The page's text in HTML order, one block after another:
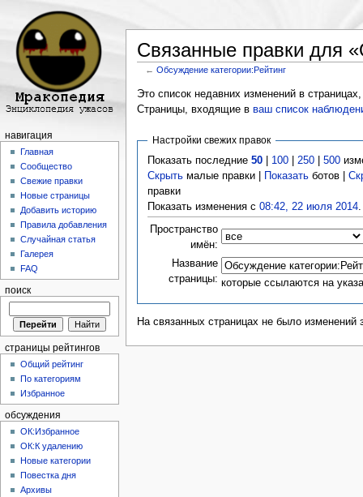
Связанные правки для
←Обсуждение категории:Рейтинг
Это список недавних изменений в
Страницы, входящие в ваш список
Настройки свежих правок
Показать последние50 100 250 |500
Скрыть малые правки | Показать ботов |
правки
Показать изменения с08:42, 22 июля 2014
Пространство
имён:
Название
страницы: которые ссылаются на
На связанных страницах не было изменений
навигация
Главная
Сообщество
Свежие правки
Новые страницы
Добавить историю
Правила добавления
Случайная статья
Галерея
FAQ
поиск
страницы рейтингов
Общий рейтинг
По категориям
Избранное
обсуждения
ОК:Избранное
ОК:К удалению
Новые категории
Повестка дня
Архивы